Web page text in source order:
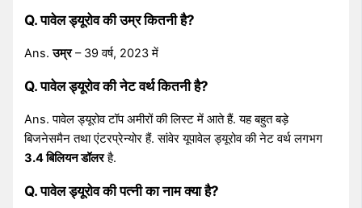
Q. पावेल ड्यूरोव की उम्र कितनी है?
Ans.उम्र– 39 वर्ष, 2023 में
Q. पावेल ड्यूरोव की नेट वर्थ कितनी है?
Ans. पावेल ड्यूरोव टॉप अमीरों की लिस्ट में आते हैं. यह बहुत बड़े
बिजनेसमैन तथा एंटरप्रेन्योर हैं. सांवेर यूपावेल ड्यूरोव की नेट वर्थ लगभग
3.4 बिलियन डॉलरहै.
Q. पावेल ड्यूरोव की पत्नी का नाम क्या है?